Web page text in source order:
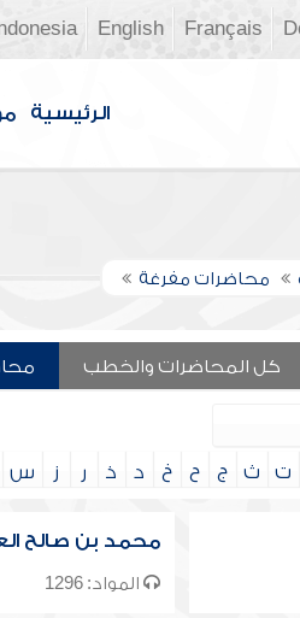
Français
English
الرئيسية
محاضرات مفرغة
كل المحاضرات والخطب
ت ث ج ح خ د ذ ر ز س
محمد بن صالح
المواد: 1296